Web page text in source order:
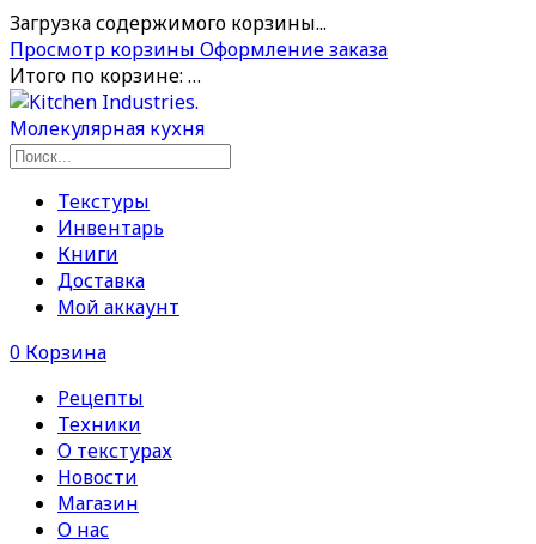
Загрузка содержимого корзины...
Просмотр корзины Оформление заказа
Итого по корзине: …
Текстуры
Инвентарь
Книги
Доставка
Мой аккаунт
0 Корзина
Рецепты
Техники
О текстурах
Новости
Магазин
О нас